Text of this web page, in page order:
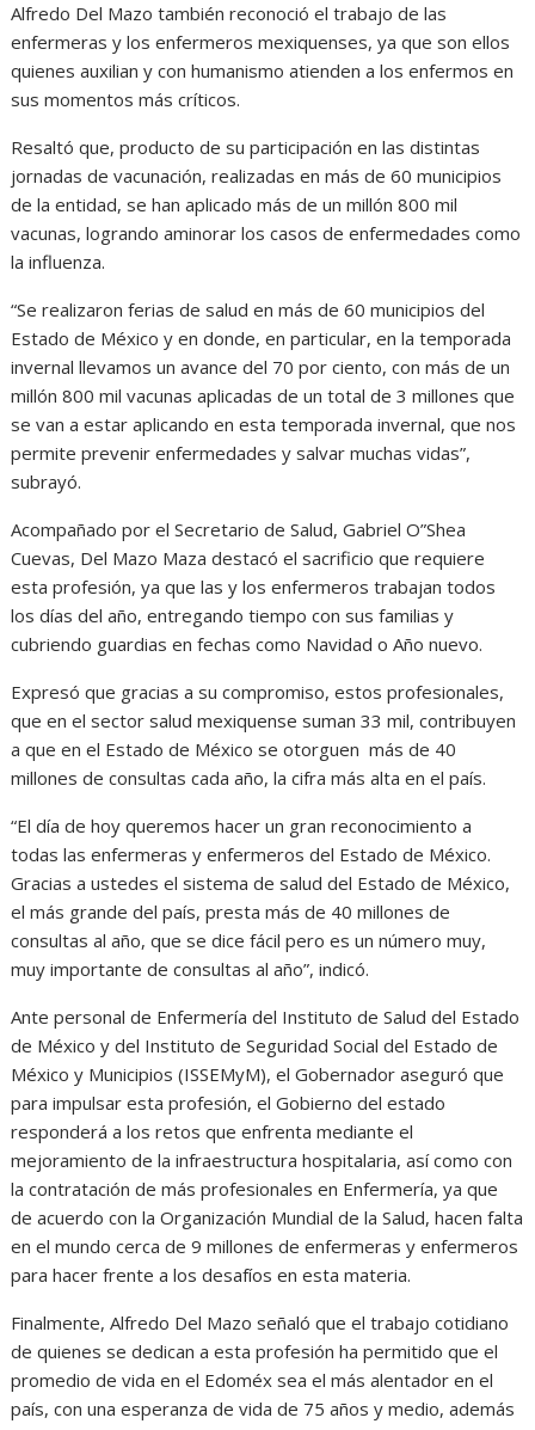
Alfredo Del Mazo también reconoció el trabajo de las
enfermeras y los enfermeros mexiquenses, ya que son ellos
quienes auxilian y con humanismo atienden a los enfermos en
sus momentos más críticos.
Resaltó que, producto de su participación en las distintas
jornadas de vacunación, realizadas en más de 60 municipios
de la entidad, se han aplicado más de un millón 800 mil
vacunas, logrando aminorar los casos de enfermedades como
la influenza.
“Se realizaron ferias de salud en más de 60 municipios del
Estado de México y en donde, en particular, en la temporada
invernal llevamos un avance del 70 por ciento, con más de un
millón 800 mil vacunas aplicadas de un total de 3 millones que
se van a estar aplicando en esta temporada invernal, que nos
permite prevenir enfermedades y salvar muchas vidas”,
subrayó.
Acompañado por el Secretario de Salud, Gabriel O”Shea
Cuevas, Del Mazo Maza destacó el sacrificio que requiere
esta profesión, ya que las y los enfermeros trabajan todos
los días del año, entregando tiempo con sus familias y
cubriendo guardias en fechas como Navidad o Año nuevo.
Expresó que gracias a su compromiso, estos profesionales,
que en el sector salud mexiquense suman 33 mil, contribuyen
a que en el Estado de México se otorguen más de 40
millones de consultas cada año, la cifra más alta en el país.
“El día de hoy queremos hacer un gran reconocimiento a
todas las enfermeras y enfermeros del Estado de México.
Gracias a ustedes el sistema de salud del Estado de México,
el más grande del país, presta más de 40 millones de
consultas al año, que se dice fácil pero es un número muy,
muy importante de consultas al año”, indicó.
Ante personal de Enfermería del Instituto de Salud del Estado
de México y del Instituto de Seguridad Social del Estado de
México y Municipios (ISSEMyM), el Gobernador aseguró que
para impulsar esta profesión, el Gobierno del estado
responderá a los retos que enfrenta mediante el
mejoramiento de la infraestructura hospitalaria, así como con
la contratación de más profesionales en Enfermería, ya que
de acuerdo con la Organización Mundial de la Salud, hacen falta
en el mundo cerca de 9 millones de enfermeras y enfermeros
para hacer frente a los desafíos en esta materia.
Finalmente, Alfredo Del Mazo señaló que el trabajo cotidiano
de quienes se dedican a esta profesión ha permitido que el
promedio de vida en el Edoméx sea el más alentador en el
país, con una esperanza de vida de 75 años y medio, además